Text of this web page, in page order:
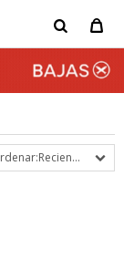
Recientes